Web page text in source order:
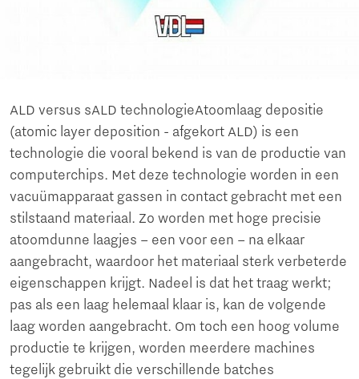
ALD versus sALD technologieAtoomlaag depositie
(atomic layer deposition - afgekort ALD) is een
technologie die vooral bekend is van de productie van
computerchips. Met deze technologie worden in een
vacuümapparaat gassen in contact gebracht met een
stilstaand materiaal. Zo worden met hoge precisie
atoomdunne laagjes – een voor een – na elkaar
aangebracht, waardoor het materiaal sterk verbeterde
eigenschappen krijgt. Nadeel is dat het traag werkt;
pas als een laag helemaal klaar is, kan de volgende
laag worden aangebracht. Om toch een hoog volume
productie te krijgen, worden meerdere machines
tegelijk gebruikt die verschillende batches